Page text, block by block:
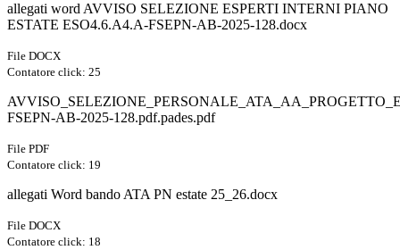
allegati word AVVISO SELEZIONE ESPERTI INTERNI PIANO
ESTATE ESO4.6.A4.A-FSEPN-AB-2025-128.docx
File DOCX
Contatore click: 25
FSEPN-AB-2025-128.pdf.pades.pdf
File PDF
Contatore click: 19
allegati Word bando ATA PN estate 25_26.docx
File DOCX
Contatore click: 18